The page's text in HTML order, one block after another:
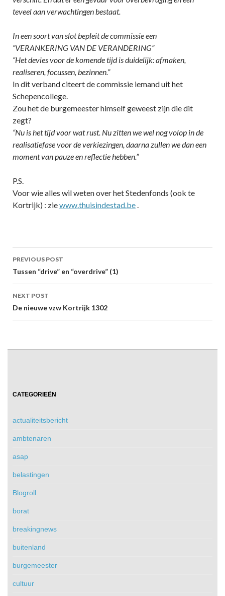
teveel aan verwachtingen bestaat.
In een soort van slot bepleit de commissie een
“VERANKERING VAN DE VERANDERING”
“Het devies voor de komende tijd is duidelijk: afmaken,
realiseren, focussen, bezinnen.”
In dit verband citeert de commissie iemand uit het
Schepencollege.
Zou het de burgemeester himself geweest zijn die dit
zegt?
“Nu is het tijd voor wat rust. Nu zitten we wel nog volop in de
realisatiefase voor de verkiezingen, daarna zullen we dan een
moment van pauze en reflectie hebben.”
P.S.
Voor wie alles wil weten over het Stedenfonds (ook te
Kortrijk) : ziewww.thuisindestad.be.
Post
navigation
PREVIOUS POST
Tussen “drive” en “overdrive” (1)
NEXT POST
De nieuwe vzw Kortrijk 1302
CATEGORIEËN
actualiteitsbericht
ambtenaren
asap
belastingen
Blogroll
borat
breakingnews
buitenland
burgemeester
cultuur